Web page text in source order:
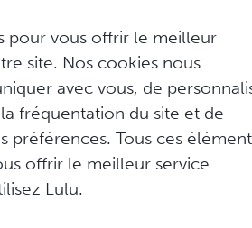
Imprimer
Standard
unique toute
La norme a été
similaires sont
pour vous offrir le meilleur
site. Nos cookies nous
avec vous, de
fréquentation du site et de
préférences. Tous ces
offrir le meilleur service
Lulu.